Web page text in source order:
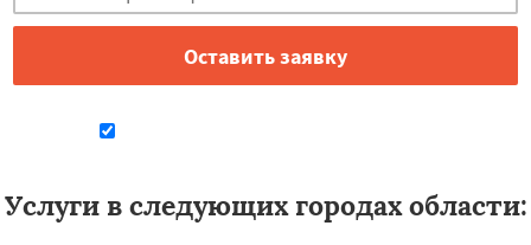
Услуги в следующих городах области: